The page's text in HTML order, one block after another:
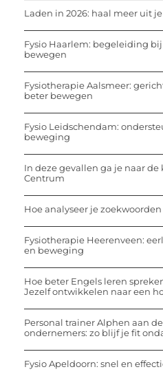
Laden in 2026: haal meer uit
Fysio Haarlem: begeleiding
bewegen
Fysiotherapie Aalsmeer:
beter bewegen
Fysio Leidschendam:
beweging
In deze gevallen ga je naar
Centrum
Hoe analyseer je
Fysiotherapie Heerenveen:
en beweging
Hoe beter Engels leren
Jezelf ontwikkelen naar een
Personal trainer Alphen aan
ondernemers: zo blijf je fit
Fysio Apeldoorn: snel en